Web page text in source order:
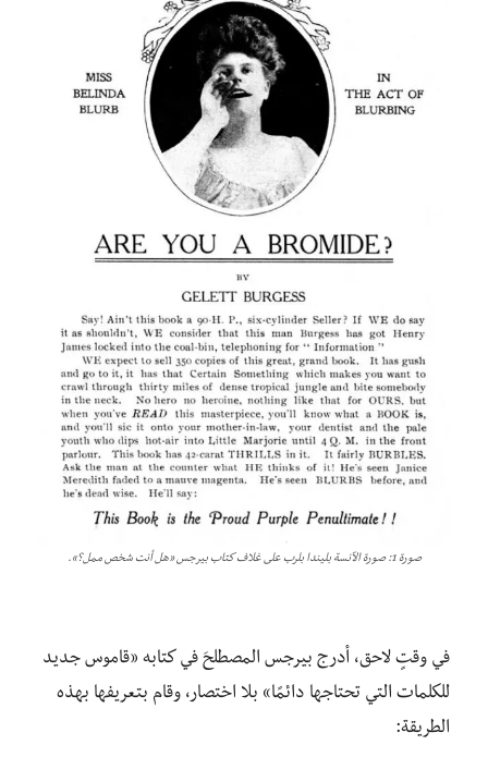
صورة 1: صورة الآنسة بليندا بلرب على غلاف كتاب بيرجس «هل أنت شخص ممل؟».
في وقتٍ لاحق، أدرج بيرجس المصطلحَ في كتابه «قاموس جديد
للكلمات التي تحتاجها دائمًا» بلا اختصار، وقام بتعريفها بهذه
الطريقة: